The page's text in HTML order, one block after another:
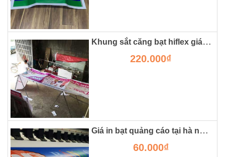
Khung sắt căng bạt hiflex giá rẻ tại hà nội
220.000₫
Giá in bạt quảng cáo tại hà nội là bao nhiêu?
60.000₫